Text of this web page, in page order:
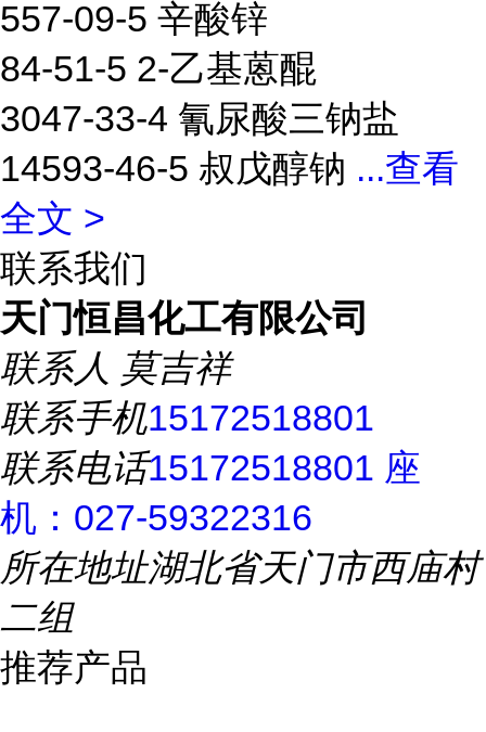
557-09-5 辛酸锌
84-51-5 2-乙基蒽醌
3047-33-4 氰尿酸三钠盐
14593-46-5 叔戊醇钠 ...查看
全文 >
联系我们
天门恒昌化工有限公司
联系人 莫吉祥
联系手机15172518801
联系电话15172518801 座
机：027-59322316
所在地址湖北省天门市西庙村
二组
推荐产品